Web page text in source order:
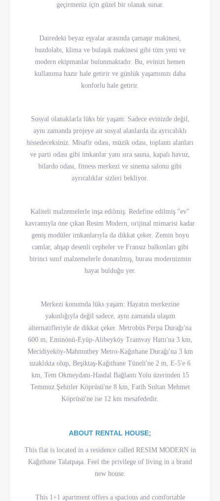
geçirmeniz için güzel bir olanak sunar.
Dairedeki beyaz eşyalar arasında çamaşır makinesi,
buzdolabı, klima ve bulaşık makinesi gibi tüm yeni ve
modern ekipmanlar bulunmaktadır. Bu, evinizi hemen
kullanıma hazır hale getirir ve günlük yaşamınızı daha
konforlu hale getirir.
Sosyal olanaklarla lüks bir yaşam: Sadece evinizde değil,
aynı zamanda projeye ait sosyal alanlarda da ayrıcalıklı
hissedeceksiniz. Misafir odası, müzik odası, toplantı alanları
ve parti odası gibi imkanlar yanı sıra sauna, kapalı havuz,
bilardo odası, fitness merkezi ve sinema salonu gibi
ayrıcalıklar sizleri bekliyor.
Kaliteli malzemelerle inşa edilmiş: Redefine edilmiş "ev"
kavramıyla öne çıkan Resim Modern, orijinal mimarisi kadar
geniş modüler imkanlarıyla da dikkat çeker. Zemin boyu
camlar, ahşap desenli cepheler ve Fransız balkonları gibi
birinci sınıf malzemelerle donatılmış, burası modernizmin
hayat bulduğu yer.
Merkezi konumda lüks yaşam: Hayatın merkezine
yakınlığıyla değil sadece, aynı zamanda ulaşım
alternatifleriyle de dikkat çeker. Metrobüs Perpa Durağı'na
600 m, Eminönü-Eyüp-Alibeyköy Tramvay Hattı'na 3 km,
Mecidiyeköy-Mahmutbey Metro-Kağıthane Durağı'na 3 km
uzaklıkta olup, Beşiktaş-Kağıthane Tüneli'ne 2 m, E-5'e 6
km, Tem Okmeydanı-Hasdal Bağlantı Yolu üzerinden 15
Temmuz Şehitler Köprüsü'ne 8 km, Fatih Sultan Mehmet
Köprüsü'ne ise 12 km mesafededir.
ABOUT RENTAL HOUSE;
This flat is located in a residence called RESIM MODERN in
Kağıthane Talatpaşa. Feel the privilege of living in a brand
new house.
This 1+1 apartment offers a spacious and comfortable